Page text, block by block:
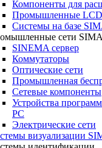
Компоненты для
Промышленные
Системы на базе
сети
SINEMA сервер
Коммутаторы
Оптические сети
Промышленная
Сетевые компоненты
Устройства
PC
Электрические сети
визуализации